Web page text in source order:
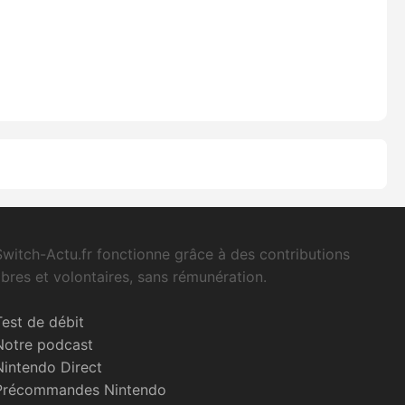
Actu.fr fonctionne grâce à des contributions
et volontaires, sans rémunération.
de débit
podcast
Direct
Nintendo